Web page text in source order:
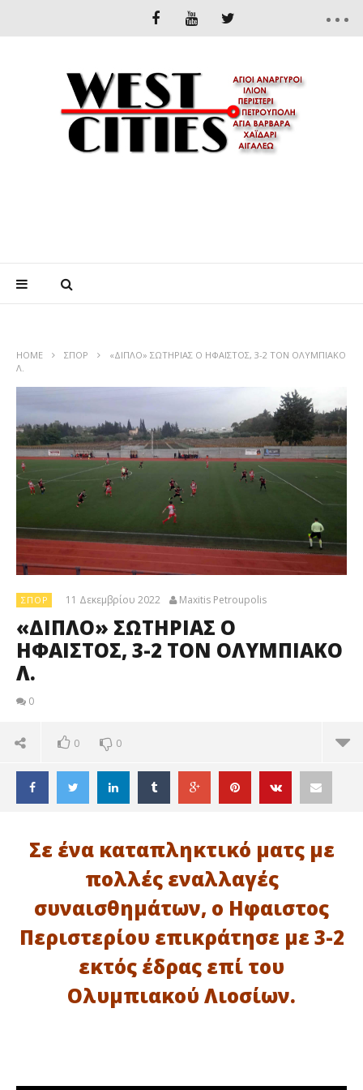
HOME ΣΠΟΡ
«ΔΙΠΛΟ» ΣΩΤΗΡΙΑΣ Ο ΗΦΑΙΣΤΟΣ, 3-2 ΤΟΝ ΟΛΥΜΠΙΑΚΟ
Λ.
ΣΠΟΡ 11 Δεκεμβρίου 2022 Maxitis Petroupolis
«ΔΙΠΛΟ» ΣΩΤΗΡΙΑΣ Ο
ΗΦΑΙΣΤΟΣ, 3-2 ΤΟΝ ΟΛΥΜΠΙΑΚΟ
Λ.
0
0 0
ΟΛΥΜΠΙΑΚΟ Λ.
Σε ένα καταπληκτικό ματς με
πολλές εναλλαγές
συναισθημάτων, ο Ηφαιστος
Περιστερίου επικράτησε με 3-2
εκτός έδρας επί του
Ολυμπιακού Λιοσίων.